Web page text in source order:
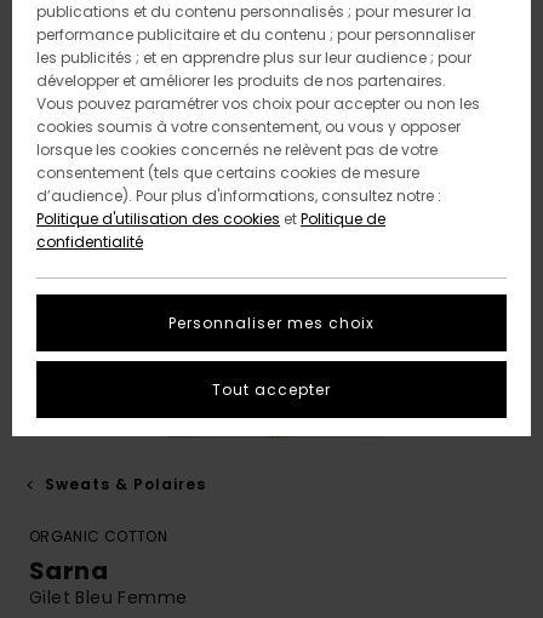
Sweats & Polaires
ORGANIC COTTON
Sarna
Gilet Bleu Femme
publications et du contenu personnalisés ; pour mesurer la
performance publicitaire et du contenu ; pour personnaliser
les publicités ; et en apprendre plus sur leur audience ; pour
développer et améliorer les produits de nos partenaires.
Vous pouvez paramétrer vos choix pour accepter ou non les
cookies soumis à votre consentement, ou vous y opposer
lorsque les cookies concernés ne relèvent pas de votre
consentement (tels que certains cookies de mesure
d’audience). Pour plus d'informations, consultez notre :
Politique d'utilisation des cookies etPolitique de
confidentialité
Personnaliser mes choix
Tout accepter